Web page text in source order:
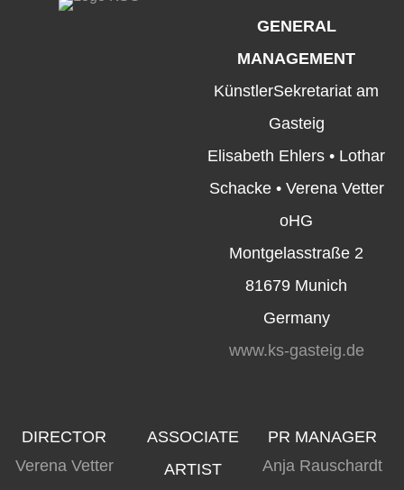
GENERAL
MANAGEMENT
KünstlerSekretariat am
Gasteig
Elisabeth Ehlers • Lothar
Schacke • Verena Vetter
oHG
Montgelasstraße 2
81679 Munich
Germany
www.ks-gasteig.de
DIRECTOR
Verena Vetter
ASSOCIATE
ARTIST
PR MANAGER
Anja Rauschardt